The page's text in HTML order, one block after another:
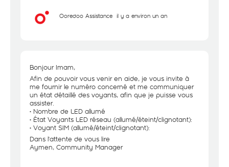
Ooredoo Assistance il y a environ un an
Bonjour Imam,
Afin de pouvoir vous venir en aide, je vous invite à
me fournir le numéro concerné et me communiquer
un état détaillé des voyants, afin que je puisse vous
assister.
• Nombre de LED allumé
• État Voyants LED réseau (allumé/éteint/clignotant):
• Voyant SIM (allumé/éteint/clignotant):
Dans l'attente de vous lire
Aymen, Community Manager